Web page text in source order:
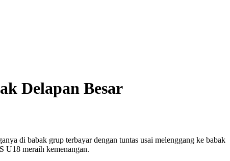
Delapan Besar
di babak grup terbayar dengan tuntas usai melenggang ke babak
U18 meraih kemenangan.